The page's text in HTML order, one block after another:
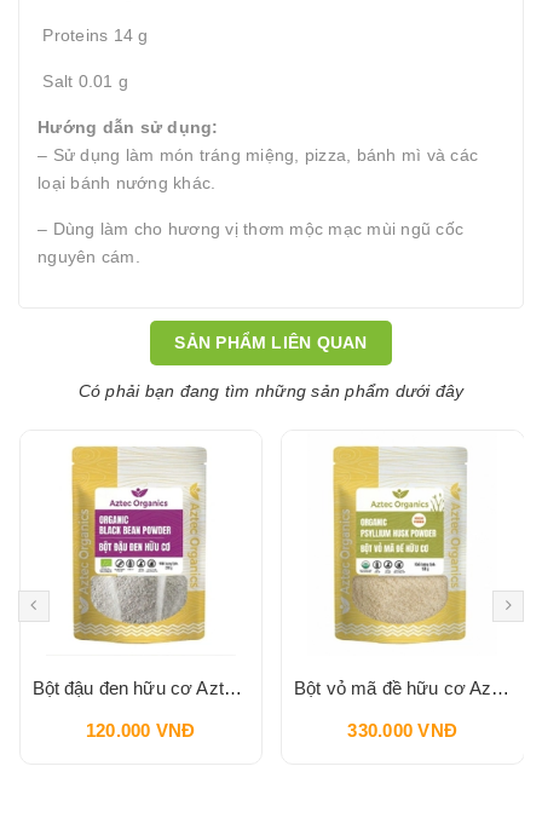
Proteins 14 g
Salt 0.01 g
Hướng dẫn sử dụng:
– Sử dụng làm món tráng miệng, pizza, bánh mì và các
loại bánh nướng khác.
– Dùng làm cho hương vị thơm mộc mạc mùi ngũ cốc
nguyên cám.
SẢN PHẨM LIÊN QUAN
Có phải bạn đang tìm những sản phẩm dưới đây
Bột đậu đen hữu cơ Aztec Organics 200g
120.000 VNĐ
Bột vỏ mã đề hữu cơ Aztec Organics 150g
330.000 VNĐ